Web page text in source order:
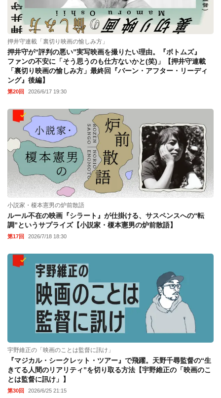
押井守連載「裏切り映画の愉しみ方」
押井守が“評判の悪い”実写映画を撮りたい理由。『ボトムズ』
ファンの不安に「そう思うのも仕方ないかと(笑)」【押井守連載
「裏切り映画の愉しみ方」最終回『バーン・アフター・リーディ
ング』後編】
第20回 2026/6/17 19:30
小説家・榎本憲男の炉前散語
ルール不在の映画『シラート』が仕掛ける、サスペンスへの“転
調”というサプライズ【小説家・榎本憲男の炉前散語】
第17回 2026/7/18 18:30
宇野維正の「映画のことは監督に訊け」
『マジカル・シークレット・ツアー』で飛躍。天野千尋監督の“生
きてる人間のリアリティ”を切り取る方法【宇野維正の「映画のこ
とは監督に訊け」】
第30回 2026/6/25 21:15